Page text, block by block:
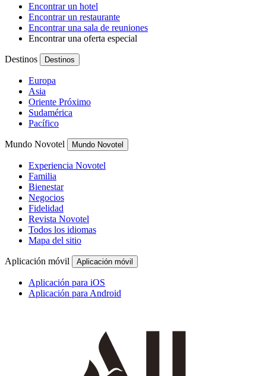
Encontrar un hotel
Encontrar un restaurante
Encontrar una sala de reuniones
Encontrar una oferta especial
Destinos Destinos
Europa
Asia
Oriente Próximo
Sudamérica
Pacífico
Mundo Novotel Mundo Novotel
Experiencia Novotel
Familia
Bienestar
Negocios
Fidelidad
Revista Novotel
Todos los idiomas
Mapa del sitio
Aplicación móvil Aplicación móvil
Aplicación para iOS
Aplicación para Android